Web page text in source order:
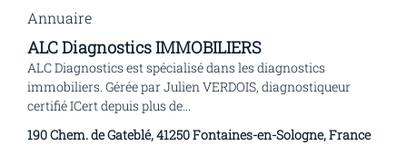
Annuaire
ALC Diagnostics IMMOBILIERS
ALC Diagnostics est spécialisé dans les diagnostics
immobiliers. Gérée par Julien VERDOIS, diagnostiqueur
certifié ICert depuis plus de...
190 Chem. de Gateblé, 41250 Fontaines-en-Sologne, France